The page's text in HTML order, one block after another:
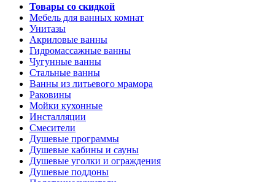
Товары со скидкой
Мебель для ванных комнат
Унитазы
Акриловые ванны
Гидромассажные ванны
Чугунные ванны
Стальные ванны
Ванны из литьевого мрамора
Раковины
Мойки кухонные
Инсталляции
Смесители
Душевые программы
Душевые кабины и сауны
Душевые уголки и ограждения
Душевые поддоны